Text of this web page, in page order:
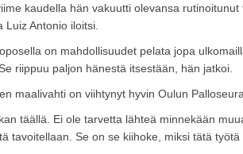
kaudella hän vakuutti olevansa
Luiz Antonio iloitsi.
on mahdollisuudet pelata jopa
riippuu paljon hänestä itsestään, hän jatkoi.
maalivahti on viihtynyt hyvin Oulun
täällä. Ei ole tarvetta lähteä minnekään
tavoitellaan. Se on se kiihoke, miksi tätä työtä